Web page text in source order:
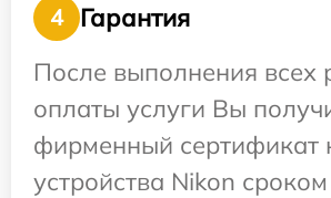
4
Гарантия
После выполнения всех
оплаты услуги Вы
фирменный сертификат
устройства Nikon